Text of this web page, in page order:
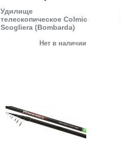
Удилище
телескопическое Colmic
Scogliera (Bombarda)
Нет в наличии